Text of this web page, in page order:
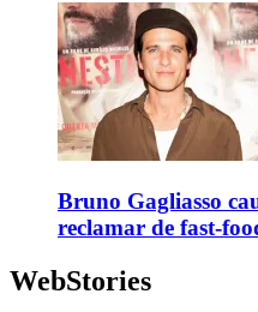
Bruno Gagliasso
reclamar de fast-
WebStories